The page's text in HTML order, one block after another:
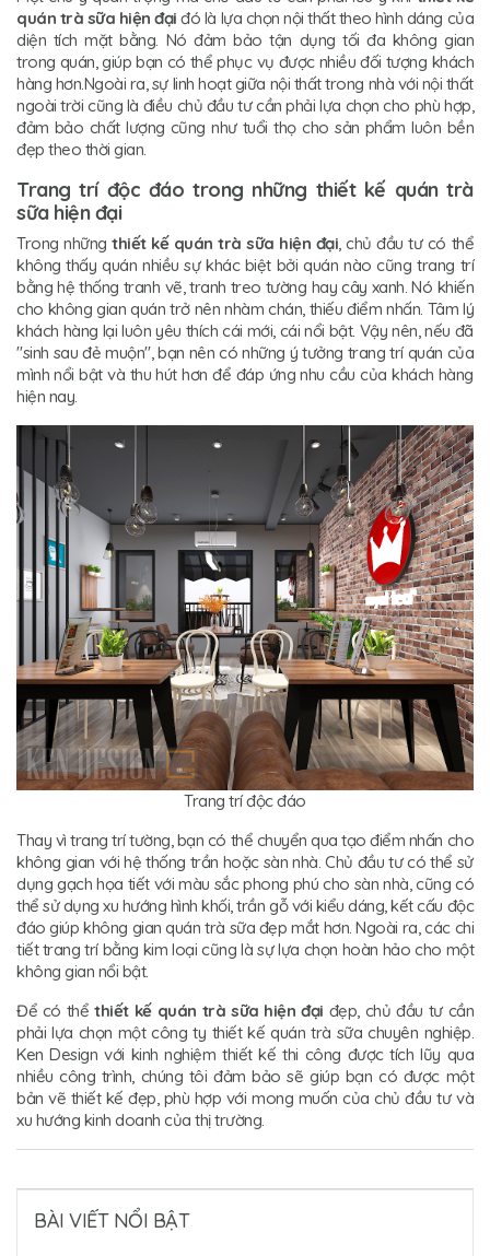
quán trà sữa hiện đại đó là lựa chọn nội thất theo hình dáng của
diện tích mặt bằng. Nó đảm bảo tận dụng tối đa không gian
trong quán, giúp bạn có thể phục vụ được nhiều đối tượng khách
hàng hơn.Ngoài ra, sự linh hoạt giữa nội thất trong nhà với nội thất
ngoài trời cũng là điều chủ đầu tư cần phải lựa chọn cho phù hợp,
đảm bảo chất lượng cũng như tuổi thọ cho sản phẩm luôn bền
đẹp theo thời gian.
Trang trí độc đáo trong những thiết kế quán trà
sữa hiện đại
Trong nhữngthiết kế quán trà sữa hiện đại, chủ đầu tư có thể
không thấy quán nhiều sự khác biệt bởi quán nào cũng trang trí
bằng hệ thống tranh vẽ, tranh treo tường hay cây xanh. Nó khiến
cho không gian quán trở nên nhàm chán, thiếu điểm nhấn. Tâm lý
khách hàng lại luôn yêu thích cái mới, cái nổi bật. Vậy nên, nếu đã
"sinh sau đẻ muộn", bạn nên có những ý tưởng trang trí quán của
mình nổi bật và thu hút hơn để đáp ứng nhu cầu của khách hàng
hiện nay.
Trang trí độc đáo
Thay vì trang trí tường, bạn có thể chuyển qua tạo điểm nhấn cho
không gian với hệ thống trần hoặc sàn nhà. Chủ đầu tư có thể sử
dụng gạch họa tiết với màu sắc phong phú cho sàn nhà, cũng có
thể sử dụng xu hướng hình khối, trần gỗ với kiểu dáng, kết cấu độc
đáo giúp không gian quán trà sữa đẹp mắt hơn. Ngoài ra, các chi
tiết trang trí bằng kim loại cũng là sự lựa chọn hoàn hảo cho một
không gian nổi bật.
Để có thểthiết kế quán trà sữa hiện đại đẹp, chủ đầu tư cần
phải lựa chọn một công ty thiết kế quán trà sữa chuyên nghiệp.
Ken Design với kinh nghiệm thiết kế thi công được tích lũy qua
nhiều công trình, chúng tôi đảm bảo sẽ giúp bạn có được một
bản vẽ thiết kế đẹp, phù hợp với mong muốn của chủ đầu tư và
xu hướng kinh doanh của thị trường.
BÀI VIẾT NỔI BẬT